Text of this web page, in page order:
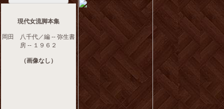
現代女流脚本集
岡田 八千代／編 -- 弥生書
房 -- １９６２
（画像なし）